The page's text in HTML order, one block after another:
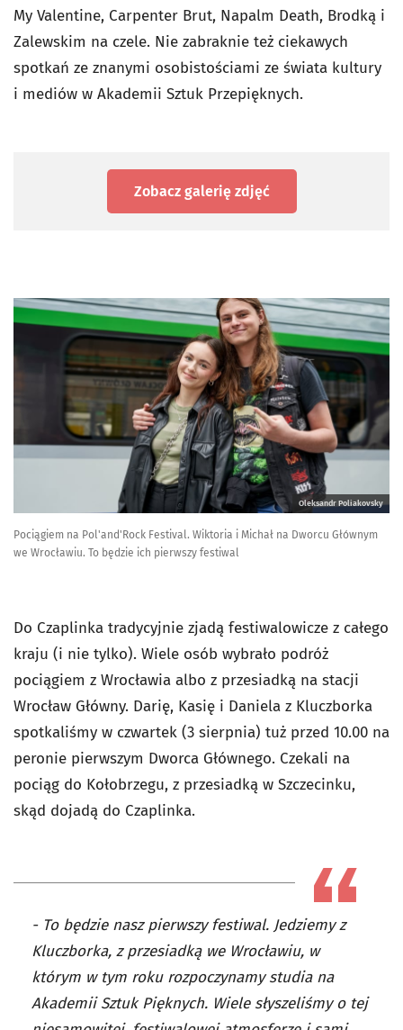
My Valentine, Carpenter Brut, Napalm Death, Brodką i
Zalewskim na czele. Nie zabraknie też ciekawych
spotkań ze znanymi osobistościami ze świata kultury
i mediów w Akademii Sztuk Przepięknych.
Zobacz galerię zdjęć
Oleksandr Poliakovsky
Pociągiem na Pol'and'Rock Festival. Wiktoria i Michał na Dworcu Głównym
we Wrocławiu. To będzie ich pierwszy festiwal
Do Czaplinka tradycyjnie zjadą festiwalowicze z całego
kraju (i nie tylko). Wiele osób wybrało podróż
pociągiem z Wrocławia albo z przesiadką na stacji
Wrocław Główny. Darię, Kasię i Daniela z Kluczborka
spotkaliśmy w czwartek (3 sierpnia) tuż przed 10.00 na
peronie pierwszym Dworca Głównego. Czekali na
pociąg do Kołobrzegu, z przesiadką w Szczecinku,
skąd dojadą do Czaplinka.
- To będzie nasz pierwszy festiwal. Jedziemy z
Kluczborka, z przesiadką we Wrocławiu, w
którym w tym roku rozpoczynamy studia na
Akademii Sztuk Pięknych. Wiele słyszeliśmy o tej